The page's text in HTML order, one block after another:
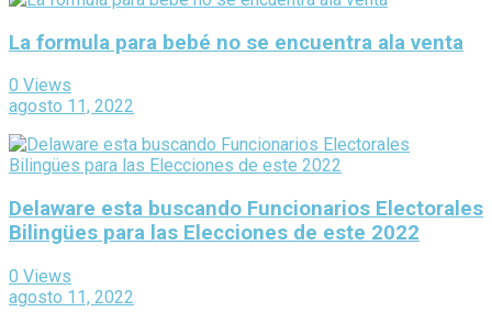
La formula para bebé no se encuentra ala venta
0 Views
agosto 11, 2022
Delaware esta buscando Funcionarios Electorales
Bilingües para las Elecciones de este 2022
0 Views
agosto 11, 2022